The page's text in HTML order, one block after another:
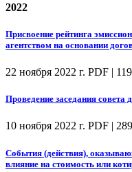
2022
Присвоение рейтинга
агентством на основании
22 ноября 2022 г. PDF |
Проведение заседания совета
10 ноября 2022 г. PDF |
События (действия),
влияние на стоимость или